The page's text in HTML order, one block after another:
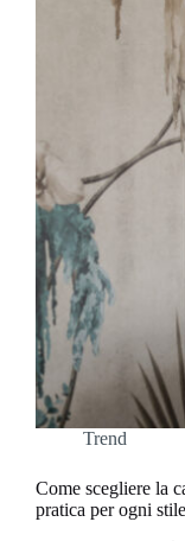
Trend
Come scegliere la
pratica per ogni stile